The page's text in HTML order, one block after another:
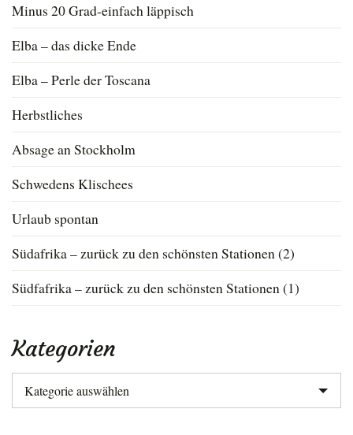
Minus 20 Grad-einfach läppisch
Elba – das dicke Ende
Elba – Perle der Toscana
Herbstliches
Absage an Stockholm
Schwedens Klischees
Urlaub spontan
Südafrika – zurück zu den schönsten Stationen (2)
Südfafrika – zurück zu den schönsten Stationen (1)
Kategorien
Kategorien